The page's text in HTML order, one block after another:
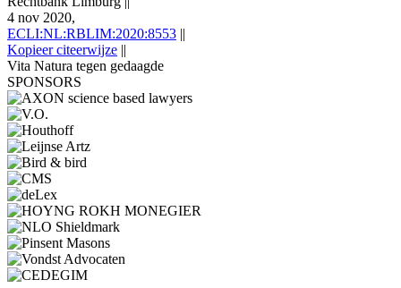
4 nov 2020,
ECLI:NL:RBLIM:2020:8553 ||
Kopieer citeerwijze ||
Vita Natura tegen gedaagde
SPONSORS